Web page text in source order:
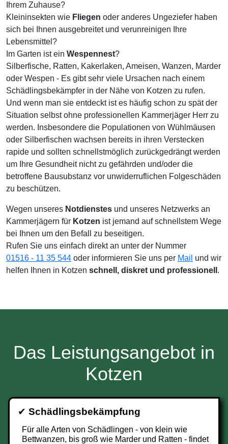
Ihrem Zuhause?
Kleininsekten wie Fliegen oder anderes Ungeziefer haben
sich bei Ihnen ausgebreitet und verunreinigen Ihre
Lebensmittel?
Im Garten ist ein Wespennest?
Silberfische, Ratten, Kakerlaken, Ameisen, Wanzen, Marder
oder Wespen - Es gibt sehr viele Ursachen nach einem
Schädlingsbekämpfer in der Nähe von Kotzen zu rufen.
Und wenn man sie entdeckt ist es häufig schon zu spät der
Situation selbst ohne professionellen Kammerjäger Herr zu
werden. Insbesondere die Populationen von Wühlmäusen
oder Silberfischen wachsen bereits in ihren Verstecken
rapide und sollten schnellstmöglich zurückgedrängt werden
um Ihre Gesundheit nicht zu gefährden und/oder die
betroffene Bausubstanz vor unwiderruflichen Folgeschäden
zu beschützen.
Wegen unseres Notdienstes und unseres Netzwerks an
Kammerjägern für Kotzen ist jemand auf schnellstem Wege
bei Ihnen um den Befall zu beseitigen.
Rufen Sie uns einfach direkt an unter der Nummer
01516 - 11 35 544 oder informieren Sie uns per Mail und wir
helfen Ihnen in Kotzen schnell, diskret und professionell .
Das Leistungsangebot in
Kotzen
✔ Schädlingsbekämpfung
Für alle Arten von Schädlingen - von klein wie
Bettwanzen, bis groß wie Marder und Ratten - findet